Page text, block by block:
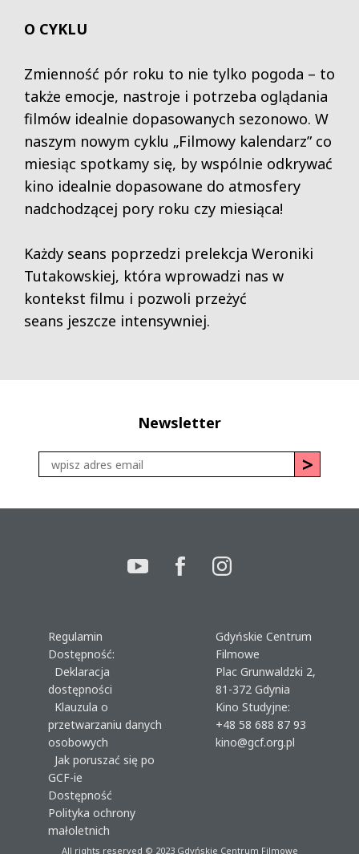
O CYKLU
Zmienność pór roku to nie tylko pogoda – to
także emocje, nastroje i potrzeba oglądania
filmów idealnie dopasowanych sezonowo. W
naszym nowym cyklu „Filmowy kalendarz” co
miesiąc spotkamy się, by wspólnie odkrywać
kino idealnie dopasowane do atmosfery
nadchodzącej pory roku czy miesiąca!
Każdy seans poprzedzi prelekcja Weroniki
Tutakowskiej, która wprowadzi nas w
kontekst filmu i pozwoli przeżyć
seans jeszcze intensywniej.
Newsletter
Regulamin
Dostępność:
Deklaracja
dostępności
Klauzula o
przetwarzaniu danych
osobowych
Jak poruszać się po
GCF-ie
Dostępność
Polityka ochrony
małoletnich
Gdyńskie Centrum
Filmowe
Plac Grunwaldzki 2,
81-372 Gdynia
Kino Studyjne:
+48 58 688 87 93
kino@gcf.org.pl
All rights reserved © 2023Gdyńskie Centrum Filmowe